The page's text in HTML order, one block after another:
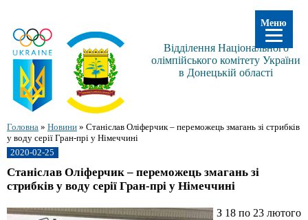
Відділення Національного
олімпійського комітету України
в Донецькій області
Головна » Новини » Станіслав Оліферчик – переможець змагань зі стрибків
у воду серії Гран-прі у Німеччині
2020-02-25
Станіслав Оліферчик – переможець змагань зі
стрибків у воду серії Гран-прі у Німеччині
З 18 по 23 лютого
Меню